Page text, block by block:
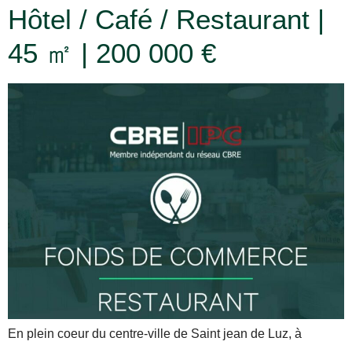
Hôtel / Café / Restaurant |
45 ㎡ | 200 000 €
En plein coeur du centre-ville de Saint jean de Luz, à